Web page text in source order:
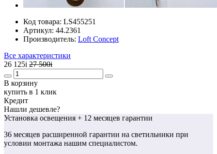
Код товара: LS455251
Артикул: 44.2361
Производитель: Loft Concept
Все характеристики
26 125i 27 500i
В корзину
купить в 1 клик
Кредит
Нашли дешевле?
Установка освещения + 12 месяцев гарантии
36 месяцев расширенной гарантии на светильники при
условии монтажа нашим специалистом.